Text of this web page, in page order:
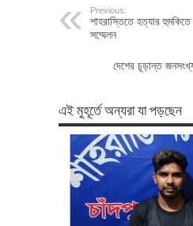
Previous:
শাহরাস্তিতে হত্যার
সম্মেলন
দেশের চূড়ান্ত
এই মুহূর্তে অন্যরা যা পড়ছেন